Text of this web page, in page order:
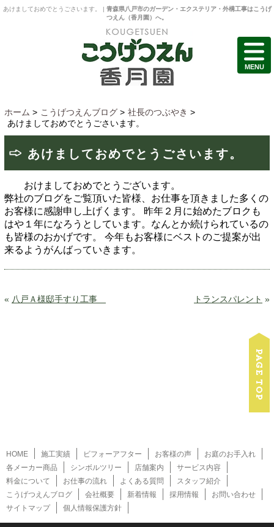
あけましておめでとうごさいます。 | 青森県八戸市のガーデン・エクステリア・外構工事はこうげ
つえん（香月園）へ。
ホーム > こうげつえんブログ > 社長のつぶやき >
あけましておめでとうごさいます。
あけましておめでとうごさいます。
おけましておめでとうございます。
弊社のブログをご覧頂いた皆様、お仕事を頂きました多くの
お客様に感謝申し上げくます。
昨年２月に始めたブロクも
はや１年になろうとしています。なんとか続けられているの
も皆様のおかげです。
今年もお客様にベストのご提案が出
来るようがんばっていきます。
« 八戸Ａ様邸手すり工事 トランスパレント »
HOME 施工実績 ビフォーアフター お客様の声
お庭のお手入れ
各メーカー商品
シンボルツリー 店舗案内
サービス内容
料金について
お仕事の流れ よくある質問
スタッフ紹介
こうげつえんブログ
会社概要 新着情報 採用情報
お問い合わせ
サイトマップ
個人情報保護方針
MENU